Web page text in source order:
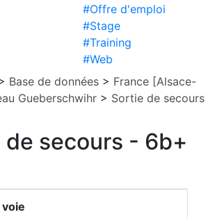
#Offre d'emploi
#Stage
#Training
#Web
Base de données > France [Alsace-
Gueberschwihr > Sortie de secours
de secours - 6b+